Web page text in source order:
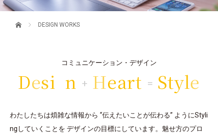
DESIGN WORKS
コミュニケーション・デザイン
Desi n + Heart = Style
わたしたちは煩雑な情報から “伝えたいことが伝わる” ようにStyli
ngしていくことを デザインの目標にしています。魅せ方のプロ